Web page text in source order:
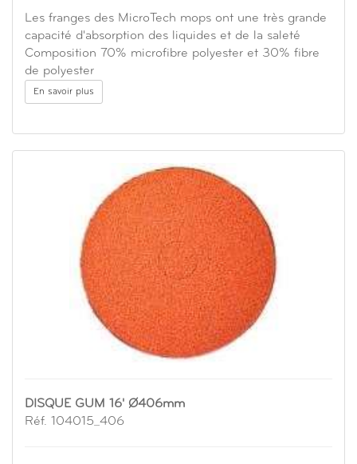
Les franges des MicroTech mops ont une très grande
capacité d'absorption des liquides et de la saleté
Composition 70% microfibre polyester et 30% fibre
de polyester
En savoir plus
DISQUE GUM 16' Ø406mm
Réf. 104015_406